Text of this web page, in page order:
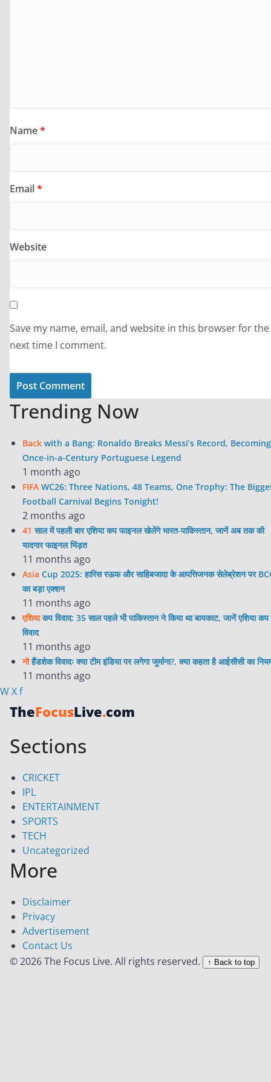
Name*
Email*
Website
Save my name, email, and website in this browser for the
next time I comment.
Trending Now
Back with a Bang: Ronaldo Breaks Messi’s Record,
Once-in-a-Century Portuguese Legend
1 month ago
FIFA WC26: Three Nations, 48 Teams, One Trophy: The
Football Carnival Begins Tonight!
2 months ago
41 साल में पहली बार एशिया कप फाइनल खेलेंगे भारत-पाकिस्तान, जानें अब तक की
यादगार फाइनल भिंड़त
11 months ago
Asia Cup 2025: हारिस रऊफ और साहिबजादा के आपत्तिजनक सेलेब्रेशन पर
का बड़ा एक्शन
11 months ago
एशियाकप विवाद: 35 साल पहले भी पाकिस्तान ने किया था बायकाट, जानें एशिया
विवाद
11 months ago
नोहैंडशेक विवादः क्या टीम इंडिया पर लगेगा जुर्माना?, क्या कहता है आईसीसी का
11 months ago
WXf
TheFocusLive.com
Sections
CRICKET
IPL
ENTERTAINMENT
SPORTS
TECH
Uncategorized
More
Disclaimer
Privacy
Advertisement
Contact Us
© 2026 The Focus Live. All rights reserved.
↑ Back to top